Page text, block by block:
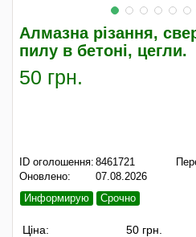
Алмазна різання,
пилу в бетоні, цегли.
50 грн.
ID оголошення: 8461721
Оновлено:
07.08.2026
Информирую Срочно
Ціна:
50 грн.